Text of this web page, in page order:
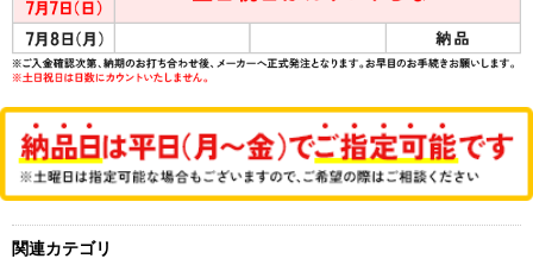
関連カテゴリ